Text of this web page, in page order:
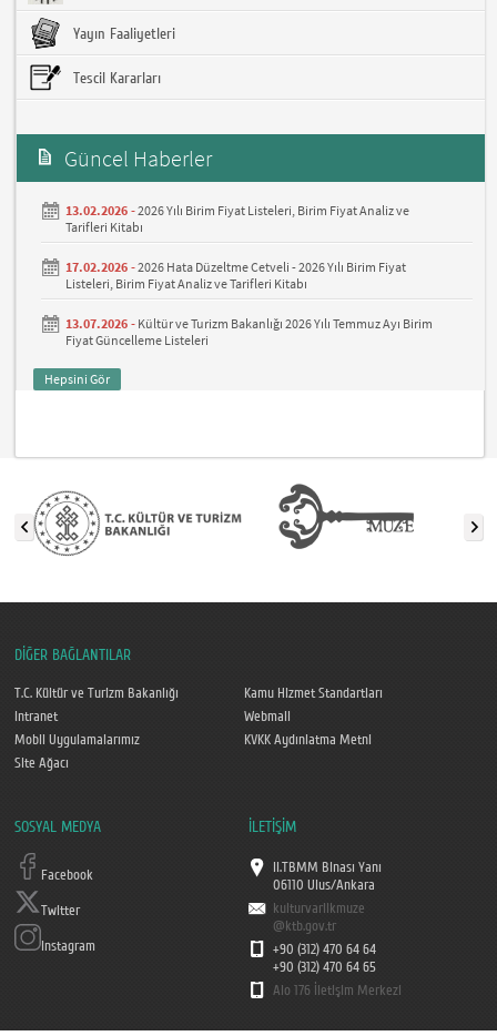
Yayın Faaliyetleri
Tescil Kararları
Güncel Haberler
13.02.2026 -2026 Yılı Birim Fiyat Listeleri, Birim Fiyat Analiz ve
Tarifleri Kitabı
17.02.2026 -2026 Hata Düzeltme Cetveli - 2026 Yılı Birim Fiyat
Listeleri, Birim Fiyat Analiz ve Tarifleri Kitabı
13.07.2026 - Kültür ve Turizm Bakanlığı 2026 Yılı Temmuz Ayı Birim
Fiyat Güncelleme Listeleri
Hepsini Gör
DİĞER BAĞLANTILAR
T.C. Kültür ve Turizm Bakanlığı
Kamu Hizmet Standartları
Intranet
Webmail
Mobil Uygulamalarımız
KVKK Aydınlatma Metni
Site Ağacı
SOSYAL MEDYA
Facebook
Twitter
Instagram
İLETİŞİM
II.TBMM Binası Yanı
06110 Ulus/Ankara
kulturvarlikmuze
@ktb.gov.tr
+90 (312) 470 64 64
+90 (312) 470 64 65
Alo 176 İletişim Merkezi